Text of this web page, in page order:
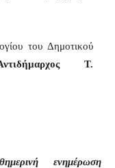
του Δημοτικού
Τ.
ενημέρωση